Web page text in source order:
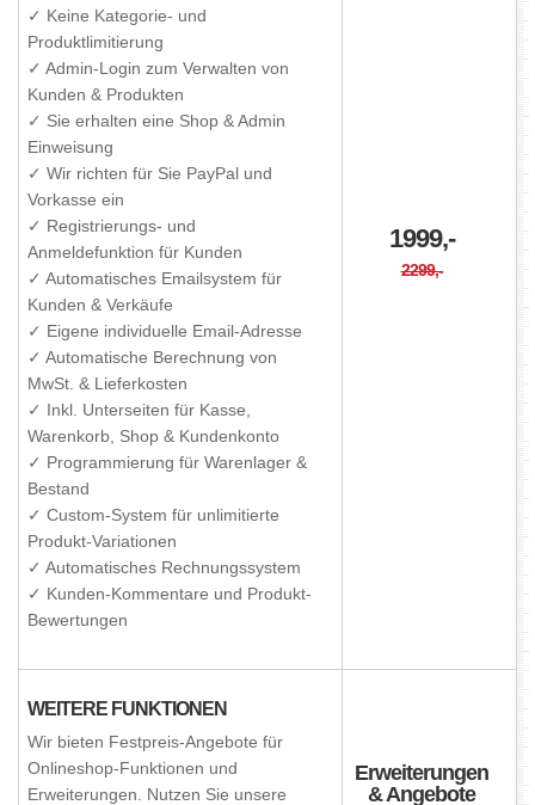
✓ Keine Kategorie- und
Produktlimitierung
✓ Admin-Login zum Verwalten von
Kunden & Produkten
✓ Sie erhalten eine Shop & Admin
Einweisung
✓ Wir richten für Sie PayPal und
Vorkasse ein
✓ Registrierungs- und
Anmeldefunktion für Kunden
✓ Automatisches Emailsystem für
Kunden & Verkäufe
✓ Eigene individuelle Email-Adresse
✓ Automatische Berechnung von
MwSt. & Lieferkosten
✓ Inkl. Unterseiten für Kasse,
Warenkorb, Shop & Kundenkonto
✓ Programmierung für Warenlager &
Bestand
✓ Custom-System für unlimitierte
Produkt-Variationen
✓ Automatisches Rechnungssystem
✓ Kunden-Kommentare und Produkt-
Bewertungen
1999,-
2299,-
WEITERE FUNKTIONEN
Wir bieten Festpreis-Angebote für
Onlineshop-Funktionen und
Erweiterungen. Nutzen Sie unsere
Erweiterungen
& Angebote